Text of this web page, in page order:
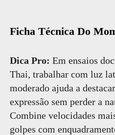
Ficha Técnica Do
Dica Pro: Em ensaios
Thai, trabalhar com luz
moderado ajuda a
expressão sem perder a
Combine velocidades
golpes com